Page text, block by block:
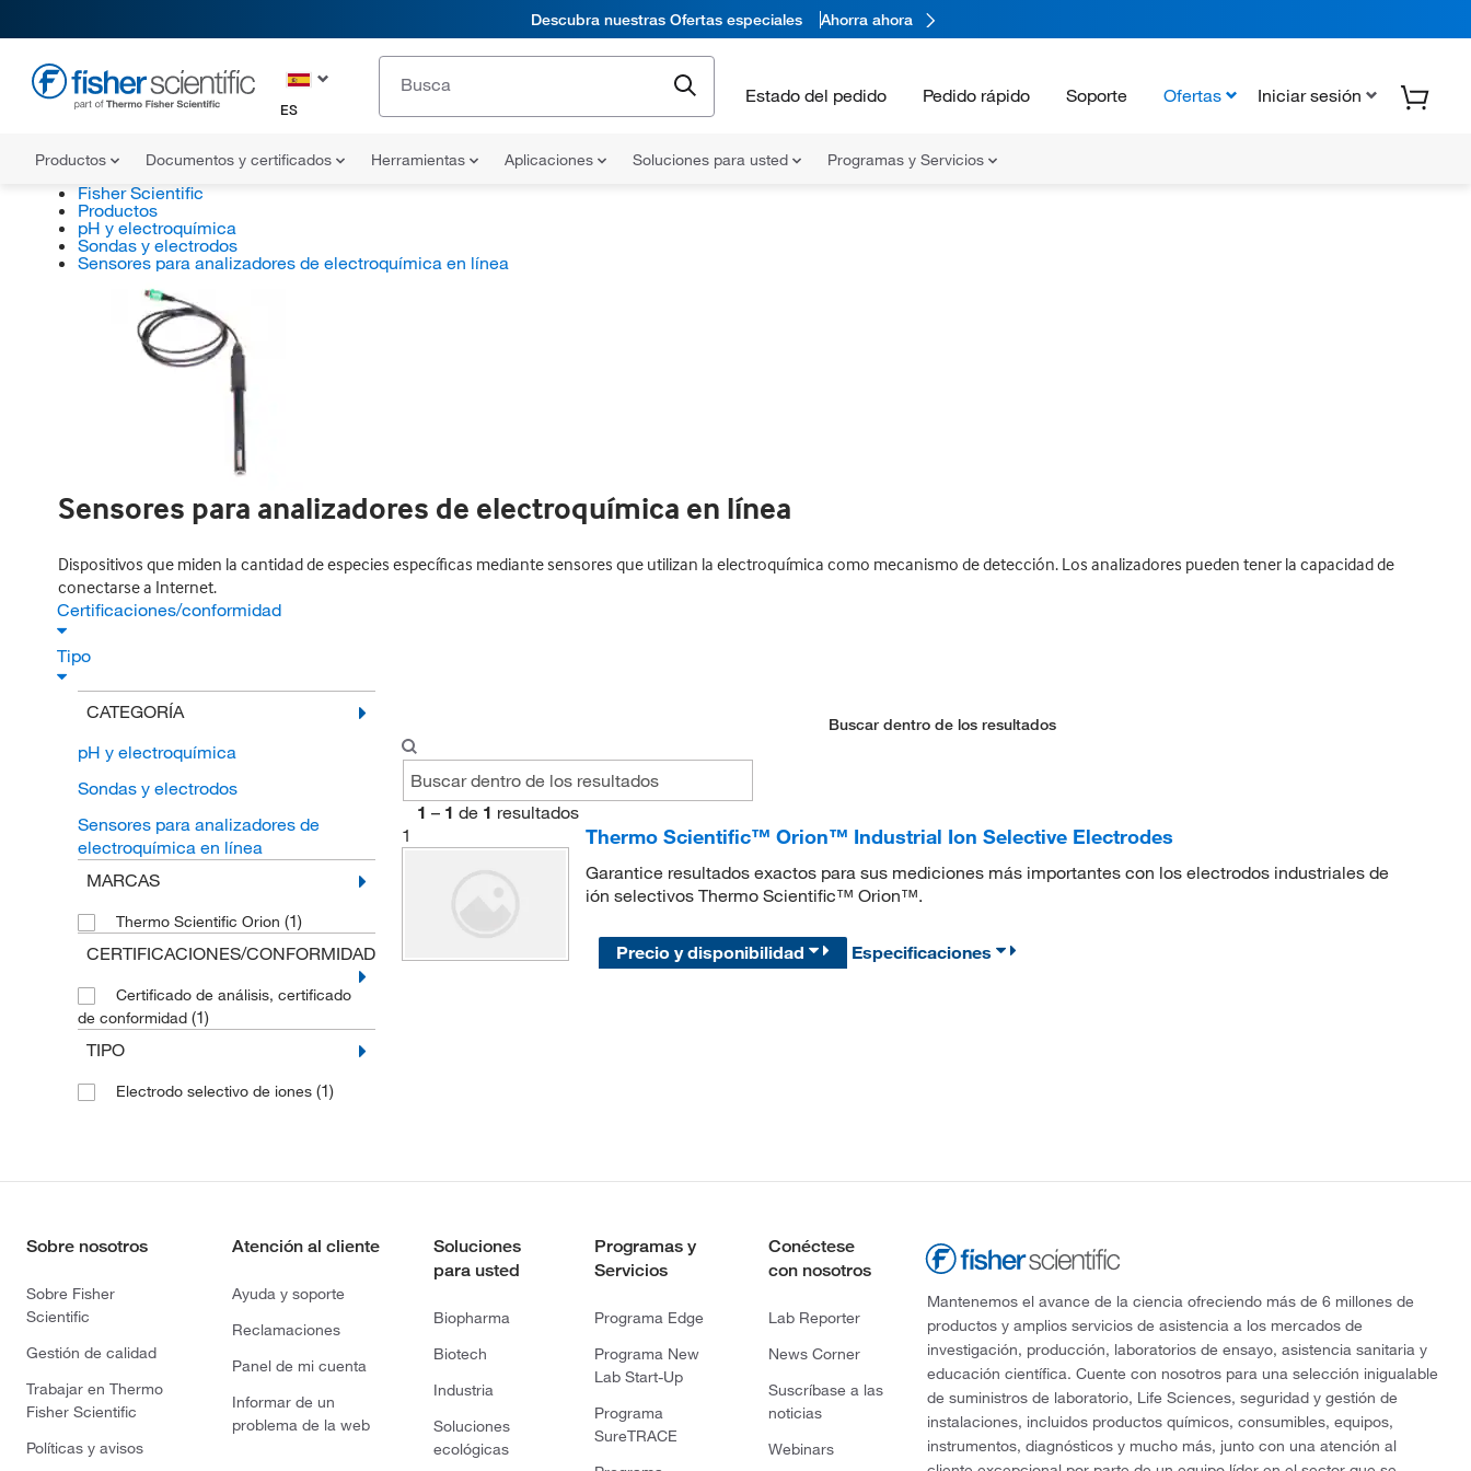
Descubra nuestras Ofertas especiales Ahorra ahora
ES
Estado del pedido Pedido rápido Soporte Ofertas Iniciar sesión
Productos Documentos y certificados Herramientas Aplicaciones Soluciones para usted Programas y Servicios
Fisher Scientific
Productos
pH y electroquímica
Sondas y electrodos
Sensores para analizadores de electroquímica en línea
Sensores para analizadores de electroquímica en línea
Dispositivos que miden la cantidad de especies específicas mediante sensores que utilizan la electroquímica como mecanismo de detección. Los analizadores pueden tener la capacidad de
conectarse a Internet.
Certificaciones/conformidad
Tipo
CATEGORÍA
pH y electroquímica
Sondas y electrodos
Sensores para analizadores de
electroquímica en línea
MARCAS
Thermo Scientific Orion (1)
CERTIFICACIONES/CONFORMIDAD
Certificado de análisis, certificado
de conformidad (1)
TIPO
Electrodo selectivo de iones (1)
Buscar dentro de los resultados
1 – 1 de 1 resultados
1
Thermo Scientific™ Orion™ Industrial Ion Selective Electrodes
Garantice resultados exactos para sus mediciones más importantes con los electrodos industriales de
ión selectivos Thermo Scientific™ Orion™.
Precio y disponibilidad Especificaciones
Sobre nosotros
Sobre Fisher
Scientific
Gestión de calidad
Trabajar en Thermo
Fisher Scientific
Políticas y avisos
Atención al cliente
Ayuda y soporte
Reclamaciones
Panel de mi cuenta
Informar de un
problema de la web
Soluciones
para usted
Biopharma
Biotech
Industria
Soluciones
ecológicas
Programas y
Servicios
Programa Edge
Programa New
Lab Start-Up
Programa
SureTRACE
Conéctese
con nosotros
Lab Reporter
News Corner
Suscríbase a las
noticias
Webinars
Mantenemos el avance de la ciencia ofreciendo más de 6 millones de
productos y amplios servicios de asistencia a los mercados de
investigación, producción, laboratorios de ensayo, asistencia sanitaria y
educación científica. Cuente con nosotros para una selección inigualable
de suministros de laboratorio, Life Sciences, seguridad y gestión de
instalaciones, incluidos productos químicos, consumibles, equipos,
instrumentos, diagnósticos y mucho más, junto con una atención al